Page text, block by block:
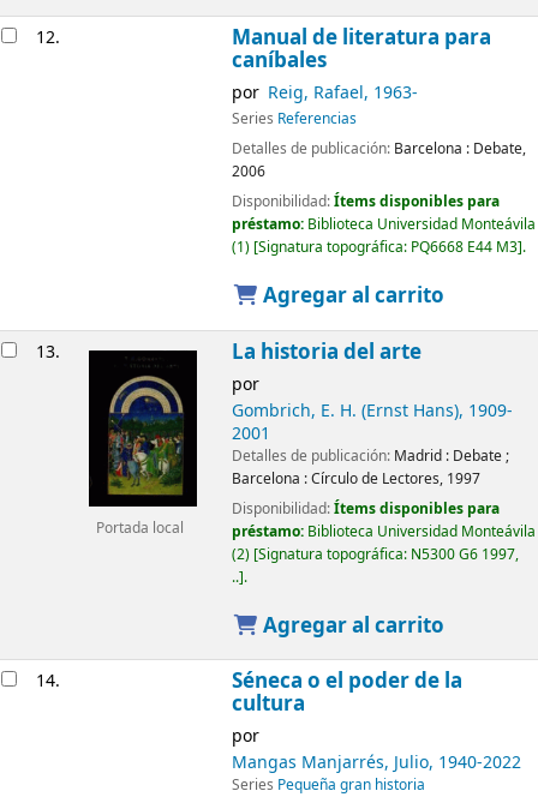
12. Manual de literatura para
caníbales
por Reig, Rafael, 1963-
Series Referencias
Detalles de publicación: Barcelona : Debate,
2006
Disponibilidad:Ítems disponibles para
préstamo: Biblioteca Universidad Monteávila
(1) Signatura topográfica: PQ6668 E44 M3 .
Agregar al carrito
13.
Portada local
La historia del arte
por
Gombrich, E. H. (Ernst Hans), 1909-
2001
Detalles de publicación: Madrid : Debate;
Barcelona :Círculo de Lectores, 1997
Disponibilidad:Ítems disponibles para
préstamo: Biblioteca Universidad Monteávila
(2) Signatura topográfica: N5300 G6 1997,
.. .
Agregar al carrito
14. Séneca o el poder de la
cultura
por
Mangas Manjarrés, Julio, 1940-2022
Series Pequeña gran historia